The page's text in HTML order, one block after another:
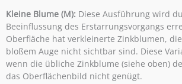
Kleine Blume (M): Diese Ausführung wird
Beeinflussung des Erstarrungsvorgangs
Oberfläche hat verkleinerte Zinkblumen,
bloßem Auge nicht sichtbar sind. Diese
wenn die übliche Zinkblume (siehe oben)
das Oberflächenbild nicht genügt.